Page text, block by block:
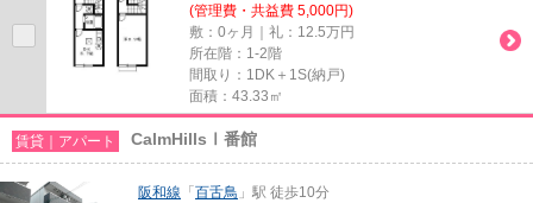
(管理費・共益費 5,000円)
敷：0ヶ月｜礼：12.5万円
所在階：1-2階
間取り：1DK＋1S(納戸)
面積：43.33㎡
賃貸｜アパート CalmHillsⅠ番館
阪和線 「 百舌鳥 」駅 徒歩10分